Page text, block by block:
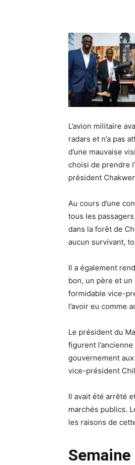
L’avion militaire
radars et n’a pas
d’une mauvaise
choisi de prendre
président
Au cours d’une
tous les
dans la forêt de
aucun survivant,
Il a également
bon, un père et
formidable vice-
l’avoir eu comme
Le président du
figurent
gouvernement
vice-président
Il avait été arrêté
marchés publics.
les raisons de
Semaine